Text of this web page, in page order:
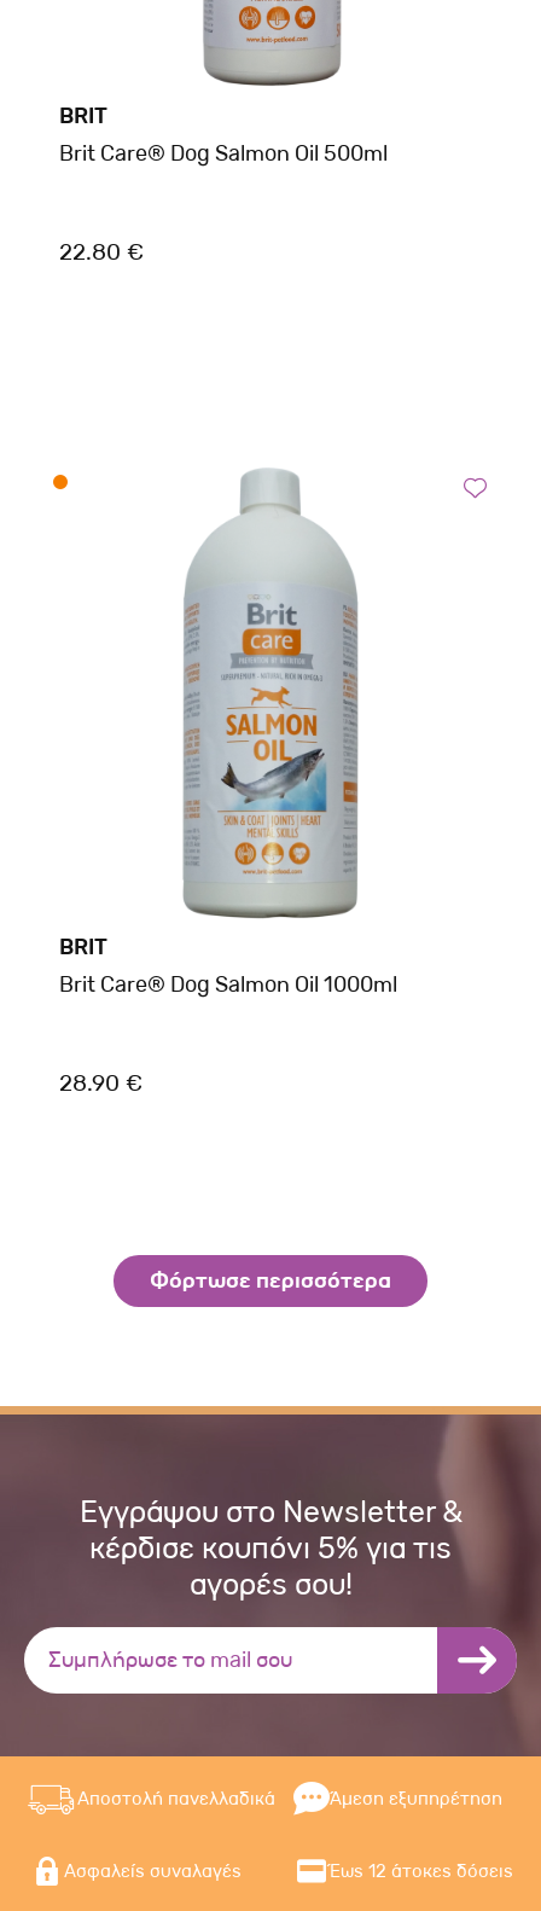
BRIT
Brit Care® Dog Salmon Oil 500ml
22.80 €
BRIT
Brit Care® Dog Salmon Oil 1000ml
28.90 €
Φόρτωσε περισσότερα
Εγγράψου στο Newsletter &
κέρδισε κουπόνι 5% για τις
αγορές σου!
Αποστολή πανελλαδικά Άμεση εξυπηρέτηση
Ασφαλείς συναλαγές Έως 12 άτοκες δόσεις